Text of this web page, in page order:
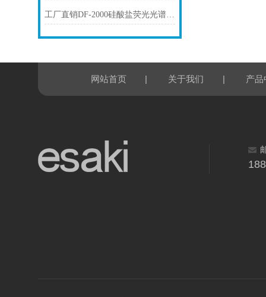
工厂直销DF-2000硅酸盐荧光光谱仪技术参数
网站首页 | 关于我们 | 产品